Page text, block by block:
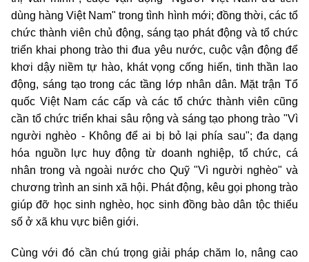
dùng hàng Việt Nam" trong tình hình mới; đồng thời, các tổ
chức thành viên chủ động, sáng tạo phát động và tổ chức
triển khai phong trào thi đua yêu nước, cuộc vận động để
khơi dậy niềm tự hào, khát vọng cống hiến, tinh thần lao
động, sáng tạo trong các tầng lớp nhân dân. Mặt trận Tổ
quốc Việt Nam các cấp và các tổ chức thành viên cũng
cần tổ chức triển khai sâu rộng và sáng tạo phong trào "Vì
người nghèo - Không để ai bị bỏ lại phía sau"; đa dạng
hóa nguồn lực huy động từ doanh nghiệp, tổ chức, cá
nhân trong và ngoài nước cho Quỹ "Vì người nghèo" và
chương trình an sinh xã hội. Phát động, kêu gọi phong trào
giúp đỡ học sinh nghèo, học sinh đồng bào dân tộc thiểu
số ở xã khu vực biên giới.
Cùng với đó cần chú trọng giải pháp chăm lo, nâng cao